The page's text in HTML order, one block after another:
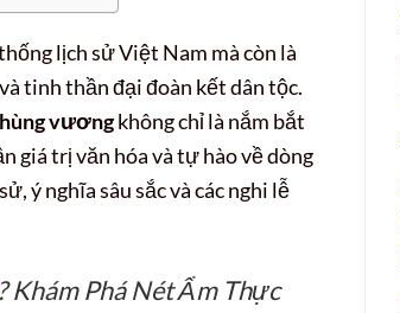
lịch sử Việt Nam mà còn là
tinh thần đại đoàn kết dân tộc.
vươngkhông chỉ là nắm bắt
giá trị văn hóa và tự hào về dòng
ý nghĩa sâu sắc và các nghi lễ
Khám Phá Nét Ẩm Thực